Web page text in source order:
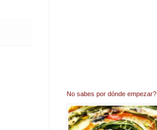
No sabes por dónde empezar?